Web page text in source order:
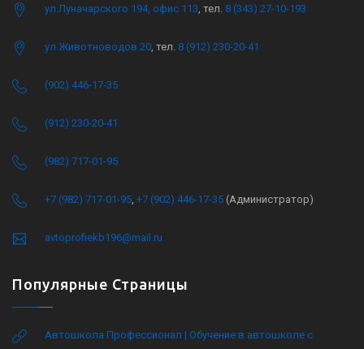
ул.Луначарского 194, офис 113 , тел. 8 (343) 27-10-193
ул.Животноводов 20 , тел. 8 (912) 230-20-41
(902) 446-17-35
(912) 230-20-41
(982) 717-01-95
+7 (982) 717-01-95 +7 (902) 446-17-35 (Администратор)
avtoprofiekb196@mail.ru
Популярные Страницы
Автошкола Профессионал | Обучение в автошколе с